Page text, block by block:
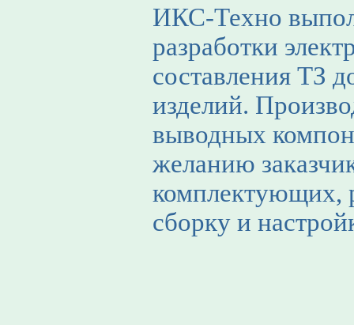
ИКС-Техно
разработки
составления ТЗ
изделий.
выводных
желанию
комплектующих,
сборку и